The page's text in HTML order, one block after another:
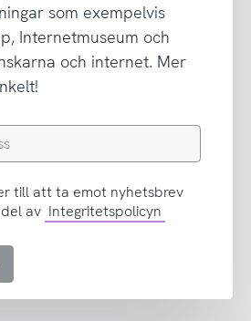
som exempelvis
Internetmuseum och
och internet. Mer
till att ta emot nyhetsbrev
av Integritetspolicyn